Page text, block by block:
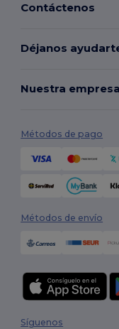
Contáctenos
Déjanos
Nuestra empresa
Métodos de pago
Métodos de envío
Síguenos